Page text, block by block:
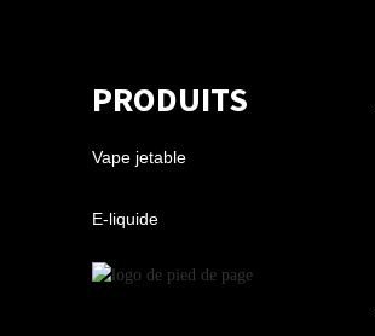
PRODUITS
Vape jetable
E-liquide